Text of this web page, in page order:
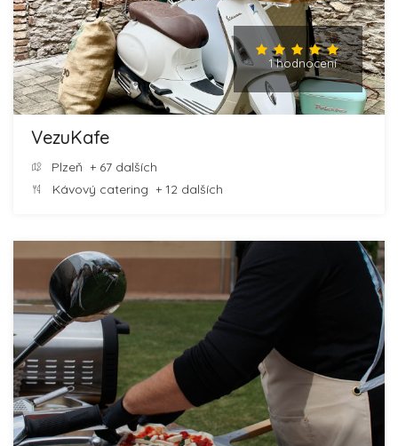
1 hodnocení
VezuKafe
Plzeň + 67 dalších
Kávový catering + 12 dalších